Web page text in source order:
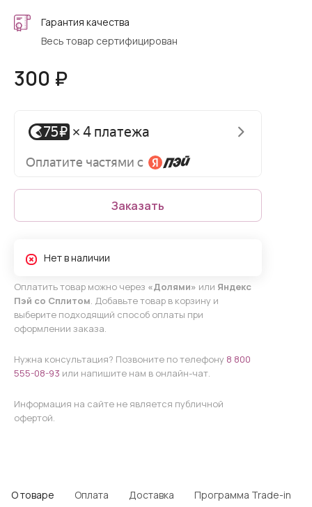
Гарантия качества
Весь товар сертифицирован
300 ₽
Заказать
Нет в наличии
Оплатить товар можно через «Долями» или Яндекс
Пэй со Сплитом. Добавьте товар в корзину и
выберите подходящий способ оплаты при
оформлении заказа.
Нужна консультация? Позвоните по телефону 8 800
555-08-93 или напишите нам в онлайн-чат.
Информация на сайте не является публичной
офертой.
О товаре Оплата Доставка Программа Trade-in